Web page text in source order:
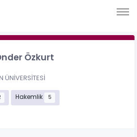
Özkurt
ÜNİVERSİTESİ
Hakemlik 5